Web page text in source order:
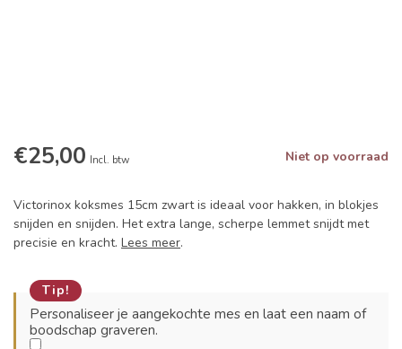
€25,00 Incl. btw Niet op voorraad
Victorinox koksmes 15cm zwart is ideaal voor hakken, in blokjes
snijden en snijden. Het extra lange, scherpe lemmet snijdt met
precisie en kracht. Lees meer.
Tip!
Personaliseer je aangekochte mes en laat een naam of
boodschap graveren.